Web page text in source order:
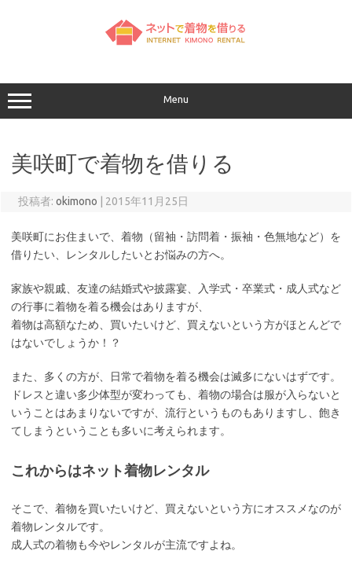
キ
ッ
プ
Menu
美咲町で着物を借りる
投稿者: okimono 2015年11月25日
美咲町にお住まいで、着物（留袖・訪問着・振袖・色無地など）を
借りたい、レンタルしたいとお悩みの方へ。
家族や親戚、友達の結婚式や披露宴、入学式・卒業式・成人式など
の行事に着物を着る機会はありますが、
着物は高額なため、買いたいけど、買えないという方がほとんどで
はないでしょうか！？
また、多くの方が、日常で着物を着る機会は滅多にないはずです。
ドレスと違い多少体型が変わっても、着物の場合は服が入らないと
いうことはあまりないですが、流行というものもありますし、飽き
てしまうということも多いに考えられます。
これからはネット着物レンタル
そこで、着物を買いたいけど、買えないという方にオススメなのが
着物レンタルです。
成人式の着物も今やレンタルが主流ですよね。